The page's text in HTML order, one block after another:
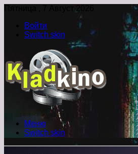
Пятница , 7 Август 2026
Войти
Switch skin
Меню
Switch skin